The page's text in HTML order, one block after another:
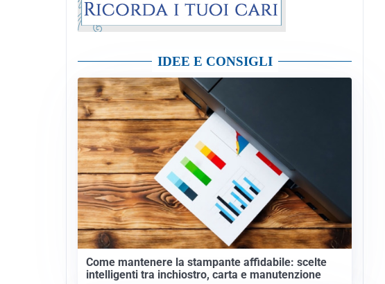
IDEE E CONSIGLI
Come mantenere la stampante affidabile: scelte
intelligenti tra inchiostro, carta e manutenzione